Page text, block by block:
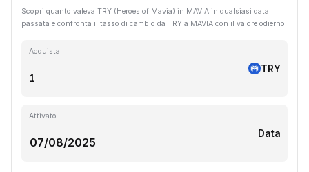
Scopri quanto valeva TRY (Heroes of Mavia) in MAVIA in qualsiasi data
passata e confronta il tasso di cambio da TRY a MAVIA con il valore odierno.
Acquista
TRY
Attivato
Data